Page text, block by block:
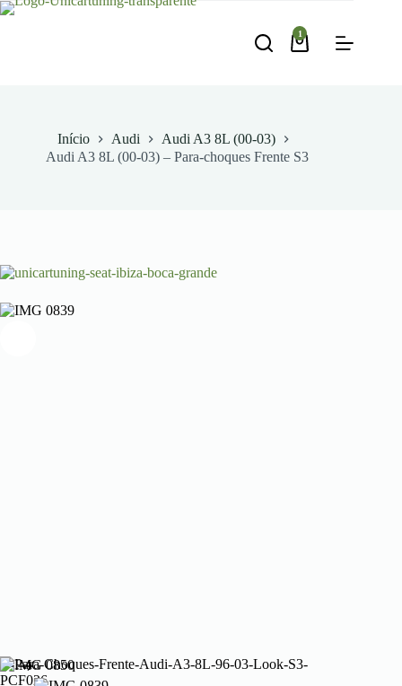
Pular
Carrinho
1
Início Audi
Audi A3 8L (00-03)
Audi A3 8L (00-03) – Para-choques Frente S3